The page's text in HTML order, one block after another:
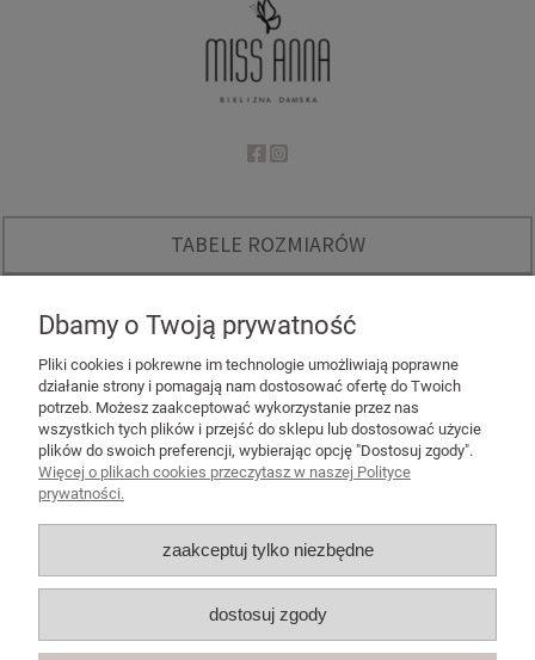
TABELE ROZMIARÓW
INSTAGRAM - KODY RABATOWE
POMOC
MOJE KONTO
PŁATNOŚCI I DOSTAWA
Dbamy o Twoją prywatność
Pliki cookies i pokrewne im technologie umożliwiają poprawne
działanie strony i pomagają nam dostosować ofertę do Twoich
potrzeb. Możesz zaakceptować wykorzystanie przez nas
wszystkich tych plików i przejść do sklepu lub dostosować użycie
plików do swoich preferencji, wybierając opcję "Dostosuj zgody".
Więcej o plikach cookies przeczytasz w naszej Polityce
prywatności.
zaakceptuj tylko niezbędne
dostosuj zgody